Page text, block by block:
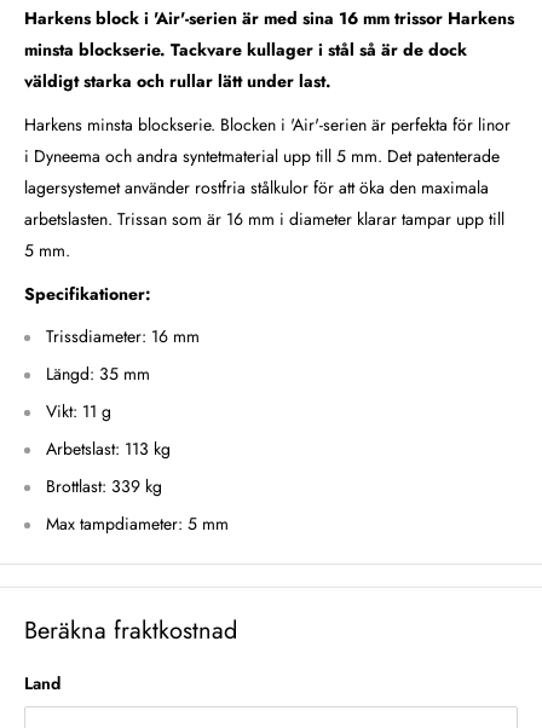
Harkens block i 'Air'-serien är med sina 16 mm trissor Harkens
minsta blockserie. Tackvare kullager i stål så är de dock
väldigt starka och rullar lätt under last.
Harkens minsta blockserie. Blocken i 'Air'-serien är perfekta för linor
i Dyneema och andra syntetmaterial upp till 5 mm. Det patenterade
lagersystemet använder rostfria stålkulor för att öka den maximala
arbetslasten. Trissan som är 16 mm i diameter klarar tampar upp till
5 mm.
Specifikationer:
Trissdiameter: 16 mm
Längd: 35 mm
Vikt: 11 g
Arbetslast: 113 kg
Brottlast: 339 kg
Max tampdiameter: 5 mm
Beräkna fraktkostnad
Land